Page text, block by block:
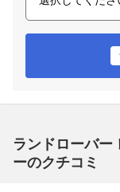
ランドローバー
ーのクチコミ